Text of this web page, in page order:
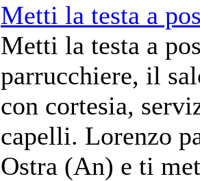
Metti la testa a
Metti la testa a
parrucchiere, il
con cortesia,
capelli. Lorenzo
Ostra (An) e ti